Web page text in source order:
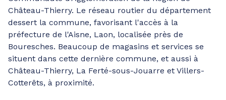
Château-Thierry. Le réseau routier du département
dessert la commune, favorisant l'accès à la
préfecture de l'Aisne, Laon, localisée près de
Bouresches. Beaucoup de magasins et services se
situent dans cette dernière commune, et aussi à
Château-Thierry, La Ferté-sous-Jouarre et Villers-
Cotterêts, à proximité.